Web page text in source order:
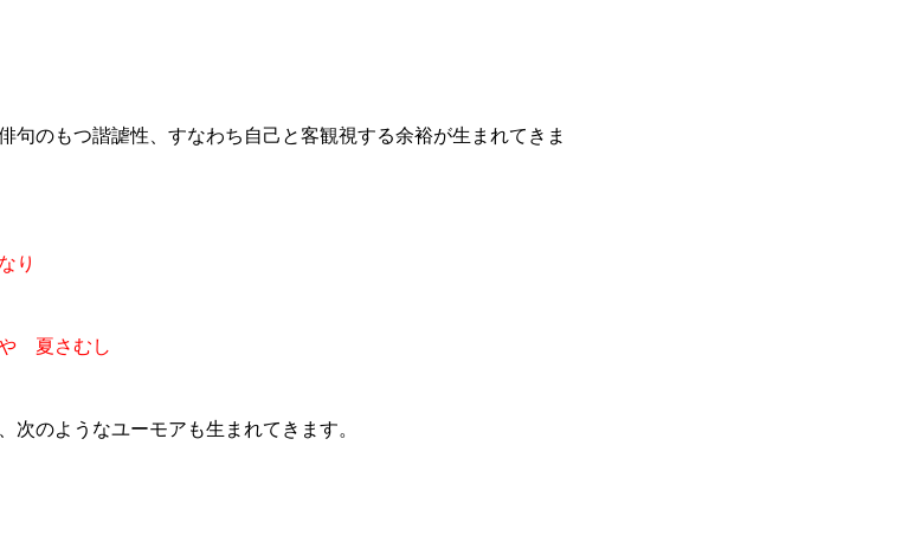
句のもつ諧謔性、すなわち自己と客観視する余裕が生まれてきま
り
夏さむし
次のようなユーモアも生まれてきます。